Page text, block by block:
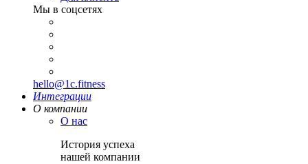
Мы в соцсетях
hello@1c.fitness
Интеграции
О компании
О нас
История успеха
нашей компании